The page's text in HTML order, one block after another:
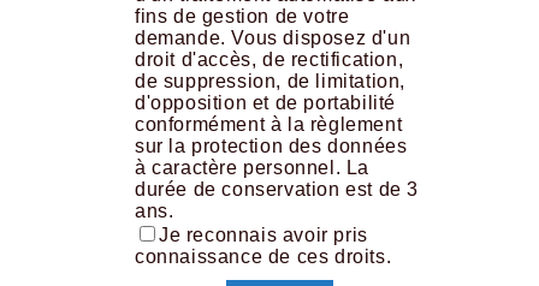
fins de gestion de votre
demande. Vous disposez d'un
droit d'accès, de rectification,
de suppression, de limitation,
d'opposition et de portabilité
conformément à la règlement
sur la protection des données
à caractère personnel. La
durée de conservation est de 3
ans.
Je reconnais avoir pris
connaissance de ces droits.